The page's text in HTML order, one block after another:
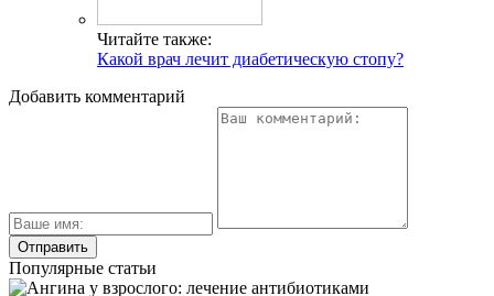
Читайте также:
Какой врач лечит диабетическую стопу?
Добавить комментарий
Популярные статьи